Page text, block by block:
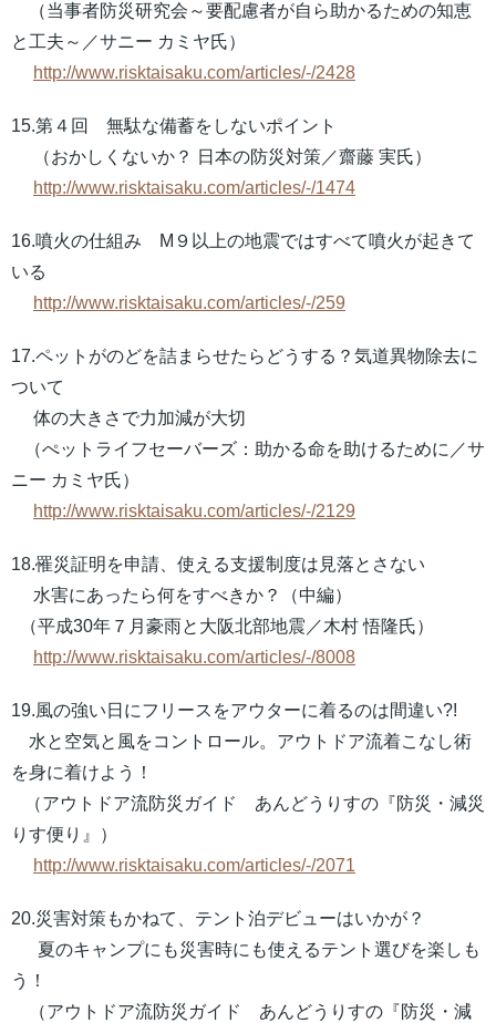
（当事者防災研究会～要配慮者が自ら助かるための知恵
と工夫～／サニー カミヤ氏）
http://www.risktaisaku.com/articles/-/2428
15.第４回 無駄な備蓄をしないポイント
（おかしくないか？ 日本の防災対策／齋藤 実氏）
http://www.risktaisaku.com/articles/-/1474
16.噴火の仕組み M９以上の地震ではすべて噴火が起きて
いる
http://www.risktaisaku.com/articles/-/259
17.ペットがのどを詰まらせたらどうする？気道異物除去に
ついて
体の大きさで力加減が大切
（ぺットライフセーバーズ：助かる命を助けるために／サ
ニー カミヤ氏）
http://www.risktaisaku.com/articles/-/2129
18.罹災証明を申請、使える支援制度は見落とさない
水害にあったら何をすべきか？（中編）
（平成30年７月豪雨と大阪北部地震／木村 悟隆氏）
http://www.risktaisaku.com/articles/-/8008
19.風の強い日にフリースをアウターに着るのは間違い?!
水と空気と風をコントロール。アウトドア流着こなし術
を身に着けよう！
（アウトドア流防災ガイド あんどうりすの『防災・減災
りす便り』）
http://www.risktaisaku.com/articles/-/2071
20.災害対策もかねて、テント泊デビューはいかが？
夏のキャンプにも災害時にも使えるテント選びを楽しも
う！
（アウトドア流防災ガイド あんどうりすの『防災・減